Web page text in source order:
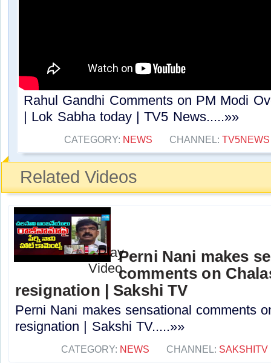
Rahul Gandhi Comments on PM Modi
| Lok Sabha today | TV5 News.....»»
CATEGORY: NEWS CHANNEL: TV5NEWS
Related Videos
Perni Nani makes
comments on
resignation | Sakshi TV
Perni Nani makes sensational comments
resignation | Sakshi TV.....»»
CATEGORY: NEWS CHANNEL: SAKSHITV